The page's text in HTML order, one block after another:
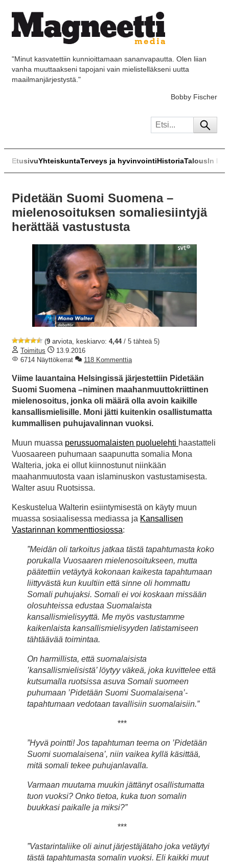
"Minut kasvatettiin kunnioittamaan sananvapautta. Olen liian
vanha muuttaakseni tapojani vain mielistelläkseni uutta
maailmanjärjestystä."
Bobby Fischer
EtusivuYhteiskuntaTerveys ja hyvinvointiHistoriaTalousIn
Pidetään Suomi Suomena –
mielenosoituksen somaliesiintyjä
herättää vastustusta
(9 arviota, keskiarvo: 4,44/ 5 tähteä 5)
Toimitus
13.9.2016
6714 Näyttökerrat
118 Kommenttia
Viime lauantaina Helsingissä järjestettiin Pidetään
Suomi Suomena –niminen maahanmuuttokriittinen
mielenosoitus, jonka oli määrä olla avoin kaikille
kansallismielisille. Moni jätti kuitenkin osallistumatta
kummallisen puhujavalinnan vuoksi.
Muun muassa perussuomalaisten puoluelehti haastatteli
Vuosaareen puhumaan saapunutta somalia Mona
Walteria, joka ei ollut kiinnostunut niinkään
maahanmuutosta vaan islaminuskon vastustamisesta.
Walter asuu Ruotsissa.
Keskustelua Walterin esiintymisestä on käyty muun
muassa sosiaalisessa mediassa ja Kansallisen
Vastarinnan kommenttiosiossa:
”Meidän oli tarkoitus jatkaa tästä tapahtumasta koko
porukalla Vuosaaren mielenosoitukseen, mutta
päätettiin vetäytyä kokonaan kaikesta tapahtumaan
liittyvästä kun kuultiin että sinne oli hommattu
Somali puhujaksi. Somali ei voi koskaan missään
olosuhteissa edustaa Suomalaista
kansallismielisyyttä. Me myös vastustamme
kaikenlaista kansallismielisyyden latistamiseen
tähtäävää toimintaa.
On harmillista, että suomalaisista
’kansallismielisistä’ löytyy väkeä, joka kuvittelee että
kutsumalla ruotsissa asuva Somali suomeen
puhumaan ’Pidetään Suomi Suomalaisena’-
tapahtumaan vedotaan tavallisiin suomalaisiin.”
***
”Hyvä pointti! Jos tapahtuman teema on ’Pidetään
Suomi suomalaisena’, niin vaikea kyllä käsittää,
mitä somali tekee puhujanlavalla.
Varmaan muutama muukin jättänyt osallistumatta
tuon vuoksi? Onko tietoa, kuka tuon somalin
buukkasi paikalle ja miksi?”
***
”Vastarintaliike oli ainut järjestäjätaho joka vetäytyi
tästä tapahtumasta somalin vuoksi. Eli kaikki muut